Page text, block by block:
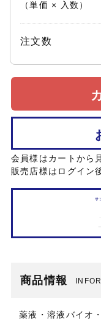
（単価 × 入数）
注文数
サ
会員様はカートから
販売店様はログイン
商品情報
薬液・溶液バイオ